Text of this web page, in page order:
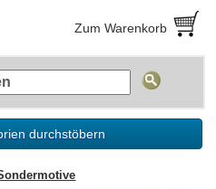
Zum Warenkorb
durchstöbern